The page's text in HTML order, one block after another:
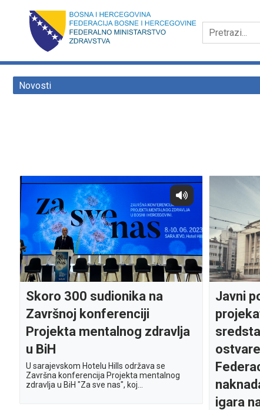
Novosti
Skoro 300 sudionika na
Završnoj konferenciji
Projekta mentalnog zdravlja
u BiH
U sarajevskom Hotelu Hills održava se
Završna konferencija Projekta mentalnog
zdravlja u BiH "Za sve nas", koj...
Javni
igara